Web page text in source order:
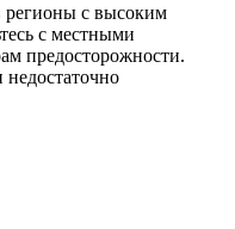
регионы с высоким
с местными
предосторожности.